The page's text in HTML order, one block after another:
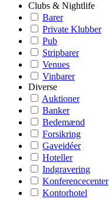
Clubs & Nightlife
Barer
Private Klubber
Pub
Stripbarer
Venues
Vinbarer
Diverse
Auktioner
Banker
Bedemænd
Forsikring
Gaveidéer
Hoteller
Indgravering
Konferencecenter
Kontorhotel